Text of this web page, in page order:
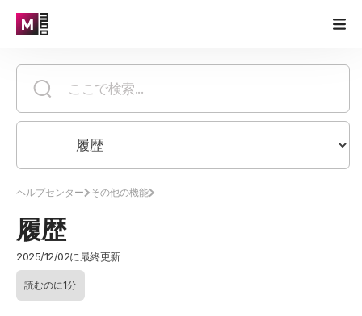
ヘルプセンター その他の機能
履歴
2025/12/02に最終更新
読むのに1分